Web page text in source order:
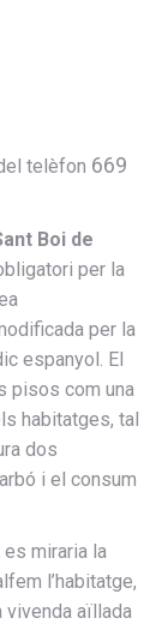
telèfon 669
Boi de
per la
per la
espanyol. El
pisos com una
habitatges, tal
dos
i el consum
es miraria la
l’habitatge,
vivenda aïllada